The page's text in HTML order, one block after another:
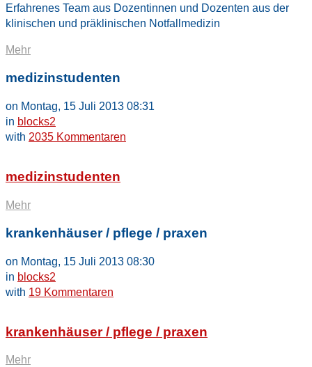
Erfahrenes Team aus Dozentinnen und Dozenten aus der
klinischen und präklinischen Notfallmedizin
Mehr
medizinstudenten
on Montag, 15 Juli 2013 08:31
in blocks2
with 2035 Kommentaren
medizinstudenten
Mehr
krankenhäuser / pflege / praxen
on Montag, 15 Juli 2013 08:30
in blocks2
with 19 Kommentaren
krankenhäuser / pflege / praxen
Mehr